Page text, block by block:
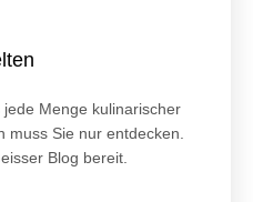
Menge kulinarischer
muss Sie nur entdecken.
Blog bereit.